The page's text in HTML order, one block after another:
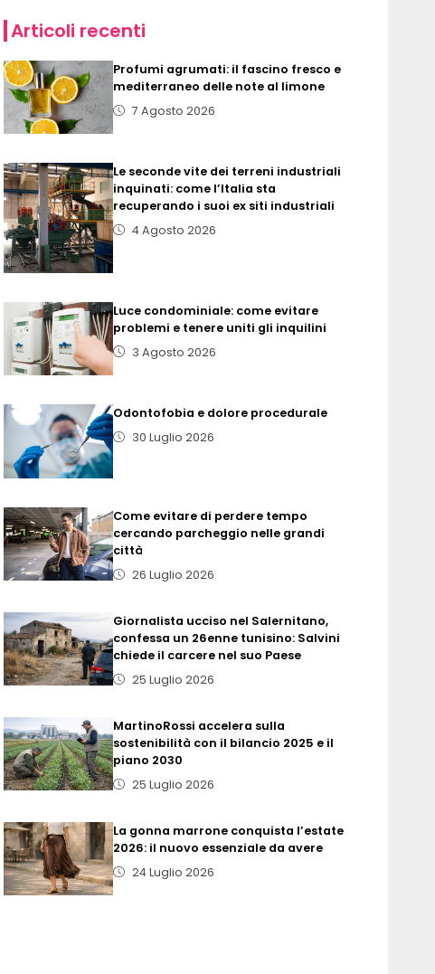
Articoli recenti
Profumi agrumati: il fascino fresco e
mediterraneo delle note al limone
7 Agosto 2026
Le seconde vite dei terreni industriali
inquinati: come l’Italia sta
recuperando i suoi ex siti industriali
4 Agosto 2026
Luce condominiale: come evitare
problemi e tenere uniti gli inquilini
3 Agosto 2026
Odontofobia e dolore procedurale
30 Luglio 2026
Come evitare di perdere tempo
cercando parcheggio nelle grandi
città
26 Luglio 2026
Giornalista ucciso nel Salernitano,
confessa un 26enne tunisino: Salvini
chiede il carcere nel suo Paese
25 Luglio 2026
MartinoRossi accelera sulla
sostenibilità con il bilancio 2025 e il
piano 2030
25 Luglio 2026
La gonna marrone conquista l’estate
2026: il nuovo essenziale da avere
24 Luglio 2026